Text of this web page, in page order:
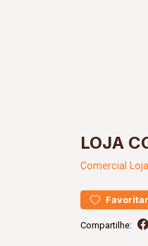
LOJA
Comercial Loja
Favoritar
Compartilhe: